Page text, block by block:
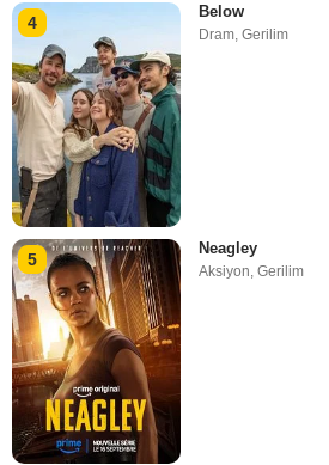
4
Below
Dram ,Gerilim
5
Neagley
Aksiyon,Gerilim